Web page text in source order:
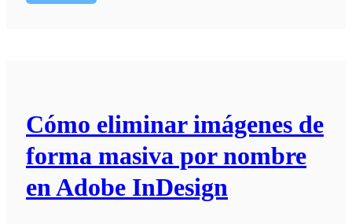
Cómo eliminar imágenes de
forma masiva por nombre
en Adobe InDesign